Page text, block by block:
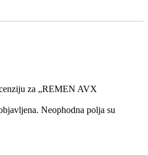
za „REMEN AVX
Neophodna polja su